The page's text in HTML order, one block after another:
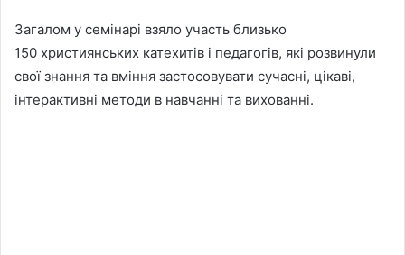
Загалом у семінарі взяло участь близько
150 християнських катехитів і педагогів, які розвинули
свої знання та вміння застосовувати сучасні, цікаві,
інтерактивні методи в навчанні та вихованні.